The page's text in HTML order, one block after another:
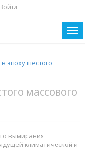
Войти
эпоху шестого
массового
климатической и